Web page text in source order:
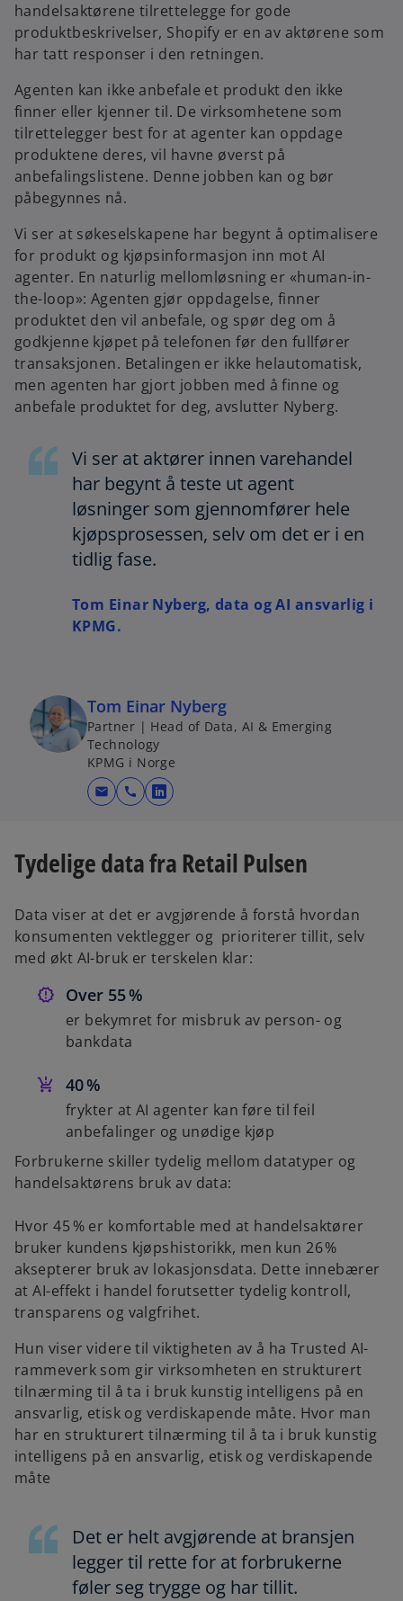
handelsaktørene tilrettelegge for gode
produktbeskrivelser, Shopify er en av aktørene som
har tatt responser i den retningen.
Agenten kan ikke anbefale et produkt den ikke
finner eller kjenner til. De virksomhetene som
tilrettelegger best for at agenter kan oppdage
produktene deres, vil havne øverst på
anbefalingslistene. Denne jobben kan og bør
påbegynnes nå.
Vi ser at søkeselskapene har begynt å optimalisere
for produkt og kjøpsinformasjon inn mot AI
agenter. En naturlig mellomløsning er «human-in-
the-loop»: Agenten gjør oppdagelse, finner
produktet den vil anbefale, og spør deg om å
godkjenne kjøpet på telefonen før den fullfører
transaksjonen. Betalingen er ikke helautomatisk,
men agenten har gjort jobben med å finne og
anbefale produktet for deg, avslutter Nyberg.
Vi ser at aktører innen varehandel
har begynt å teste ut agent
løsninger som gjennomfører hele
kjøpsprosessen, selv om det er i en
tidlig fase.
Tom Einar Nyberg, data og AI ansvarlig i
KPMG.
Tom Einar Nyberg
Partner | Head of Data, AI & Emerging
Technology
KPMG i Norge
mail call
o
n
i
n
a
w
Tydelige data fra Retail Pulsen
Data viser at det er avgjørende å forstå hvordan
konsumenten vektlegger og prioriterer tillit, selv
med økt AI-bruk er terskelen klar:
Over 55 %
er bekymret for misbruk av person- og
bankdata
40 %
frykter at AI agenter kan føre til feil
anbefalinger og unødige kjøp
Forbrukerne skiller tydelig mellom datatyper og
handelsaktørens bruk av data:
Hvor 45 % er komfortable med at handelsaktører
bruker kundens kjøpshistorikk, men kun 26 %
aksepterer bruk av lokasjonsdata. Dette innebærer
at AI-effekt i handel forutsetter tydelig kontroll,
transparens og valgfrihet.
Hun viser videre til viktigheten av å ha Trusted AI-
rammeverk som gir virksomheten en strukturert
tilnærming til å ta i bruk kunstig intelligens på en
ansvarlig, etisk og verdiskapende måte. Hvor man
har en strukturert tilnærming til å ta i bruk kunstig
intelligens på en ansvarlig, etisk og verdiskapende
måte
Det er helt avgjørende at bransjen
legger til rette for at forbrukerne
føler seg trygge og har tillit.